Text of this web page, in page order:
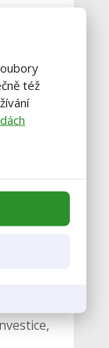
podle
téměř
též